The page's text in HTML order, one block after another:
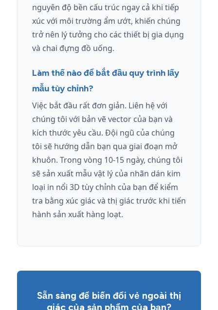
nguyên độ bền cấu trúc ngay cả khi tiếp
xúc với môi trường ẩm ướt, khiến chúng
trở nên lý tưởng cho các thiết bị gia dụng
và chai đựng đồ uống.
Làm thế nào để bắt đầu quy trình lấy
mẫu tùy chỉnh?
Việc bắt đầu rất đơn giản. Liên hệ với
chúng tôi với bản vẽ vector của bạn và
kích thước yêu cầu. Đội ngũ của chúng
tôi sẽ hướng dẫn bạn qua giai đoạn mở
khuôn. Trong vòng 10-15 ngày, chúng tôi
sẽ sản xuất mẫu vật lý của nhãn dán kim
loại in nổi 3D tùy chỉnh của bạn để kiểm
tra bằng xúc giác và thị giác trước khi tiến
hành sản xuất hàng loạt.
Sẵn sàng để biến đổi vẻ ngoài thị
giác của sản phẩm của bạn?